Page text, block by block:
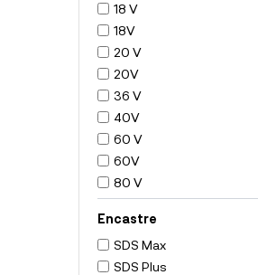
18 V
18V
20 V
20V
36 V
40V
60 V
60V
80 V
Encastre
SDS Max
SDS Plus